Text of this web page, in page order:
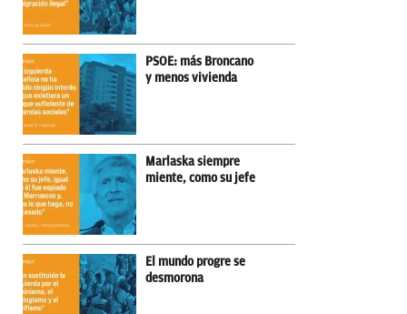
PSOE: más Broncano
y menos vivienda
Marlaska siempre
miente, como su jefe
El mundo progre se
desmorona